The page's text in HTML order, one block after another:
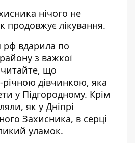
нічого не
продовжує лікування.
рф вдарила по
з важкої
що
дівчинкою, яка
у Підгородному. Крім
як у Дніпрі
Захисника, в серці
уламок.